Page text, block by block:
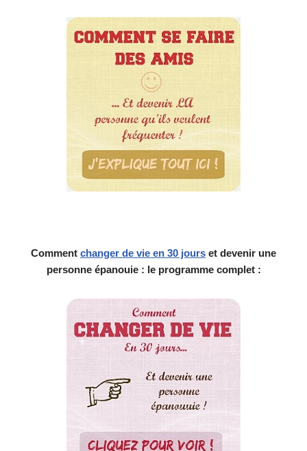
Comment changer de vie en 30 jours et devenir une
personne épanouie : le programme complet :